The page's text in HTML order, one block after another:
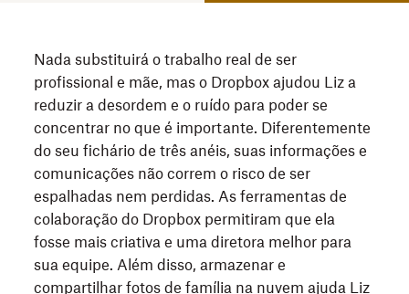
Nada substituirá o trabalho real de ser
profissional e mãe, mas o Dropbox ajudou Liz a
reduzir a desordem e o ruído para poder se
concentrar no que é importante. Diferentemente
do seu fichário de três anéis, suas informações e
comunicações não correm o risco de ser
espalhadas nem perdidas. As ferramentas de
colaboração do Dropbox permitiram que ela
fosse mais criativa e uma diretora melhor para
sua equipe. Além disso, armazenar e
compartilhar fotos de família na nuvem ajuda Liz